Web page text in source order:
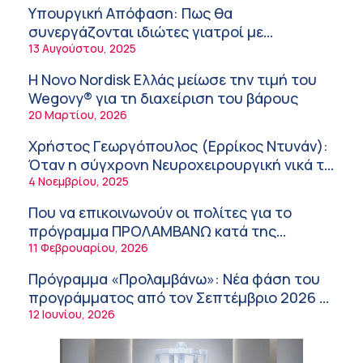
καταπόνηση στους ηλικιωμένους
εργαζόμενους
6:11 πμ
Σύσκεψη στον ΕΟΦ για την ομαλή
λειτουργία της εφοδιαστικής αλυσίδας των
φαρμάκων στη διάρκεια του καλοκαιριού
12:08 μμ
Μιχάλης Τάτσης, Insurance & Healthcare
Analyst, διευθυντής Επιχειρηματικής
Ανάπτυξης Ομίλου HHG
11:54 πμ
Kavita Patel: Ένα στα πέντε καινοτόμα
φάρμακα φτάνει τελικά στην Ελλάδα
9:21 πμ
Υπάρχει τελικά «δίαιτα θυρεοειδούς»; Τι
λέει η επιστήμη για τη διατροφή και τα
συμπληρώματα
7:38 πμ
Πυρκαγιά στη Δυτική Αττική: Οι κίνδυνοι για
τη δημόσια υγεία
Υπουργική Απόφαση: Πως θα
συνεργάζονται ιδιώτες γιατροί με
νοσοκομεία του δημοσίου συστήματος
13 Αυγούστου, 2025
Η Novo Nordisk Ελλάς μείωσε την τιμή του
Wegovy® για τη διαχείριση του βάρους
20 Μαρτίου, 2026
Χρήστος Γεωργόπουλος (Ερρίκος Ντυνάν):
Όταν η σύγχρονη Νευροχειρουργική νικά το
φόβο!
4 Νοεμβρίου, 2025
Που να επικοινωνούν οι πολίτες για το
πρόγραμμα ΠΡΟΛΑΜΒΑΝΩ κατά της
παχυσαρκίας
11 Φεβρουαρίου, 2026
Πρόγραμμα «Προλαμβάνω»: Νέα φάση του
προγράμματος από τον Σεπτέμβριο 2026 –
Δωρεάν προληπτικές εξετάσεις έως το
2030
12 Ιουνίου, 2026